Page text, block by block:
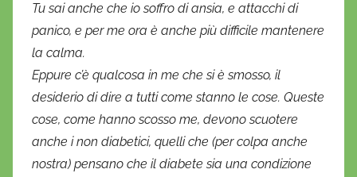
Tu sai anche che io soffro di ansia, e attacchi di
panico, e per me ora è anche più difficile mantenere
la calma.
Eppure c’è qualcosa in me che si è smosso, il
desiderio di dire a tutti come stanno le cose. Queste
cose, come hanno scosso me, devono scuotere
anche i non diabetici, quelli che (per colpa anche
nostra) pensano che il diabete sia una condizione